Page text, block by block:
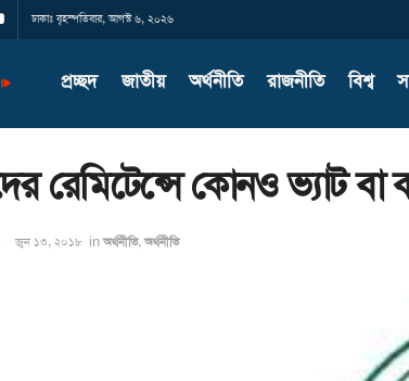
ঢাকাঃ বৃহস্পতিবার, আগস্ট ৬, ২০২৬
প্রচ্ছদ জাতীয় অর্থনীতি রাজনীতি বিশ্ব
রেমিটেন্সে কোনও ভ্যাট
জুন ১৩, ২০১৮ in অর্থনীতি,অর্থনীতি